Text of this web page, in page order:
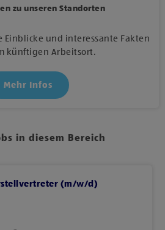
zu unseren Standorten
Einblicke und interessante Fakten
künftigen Arbeitsort.
Mehr Infos
in diesem Bereich
(m/w/d)